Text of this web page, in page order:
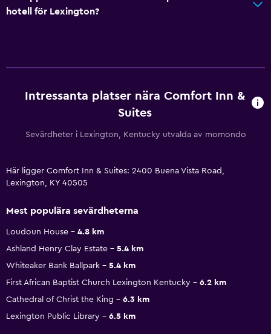
hotell för Lexington?
Intressanta platser nära Comfort Inn &
Suites
Sevärdheter i Lexington, Kentucky utvalda av momondo
Här ligger Comfort Inn & Suites: 2400 Buena Vista Road,
Lexington, KY 40505
Mest populära sevärdheterna
Loudoun House
4.8 km
Ashland Henry Clay Estate
5.4 km
Whiteaker Bank Ballpark
5.4 km
First African Baptist Church Lexington Kentucky
6.2 km
Cathedral of Christ the King
6.3 km
Lexington Public Library
6.5 km